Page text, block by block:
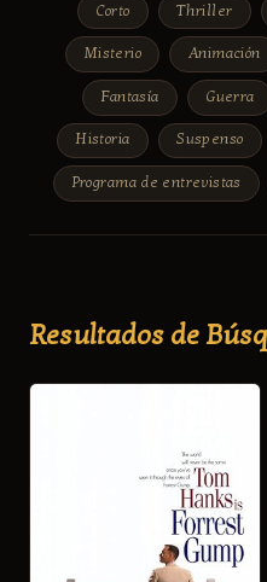
Corto Thriller
Misterio Animación
Fantasía Guerra
Historia Suspenso
Programa de entrevistas
Resultados de